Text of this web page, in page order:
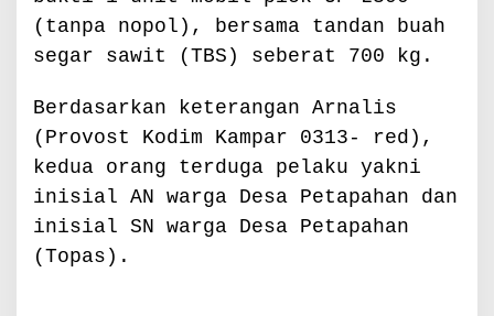
(tanpa nopol), bersama tandan buah
segar sawit (TBS) seberat 700 kg.
Berdasarkan keterangan Arnalis
(Provost Kodim Kampar 0313- red),
kedua orang terduga pelaku yakni
inisial AN warga Desa Petapahan dan
inisial SN warga Desa Petapahan
(Topas).